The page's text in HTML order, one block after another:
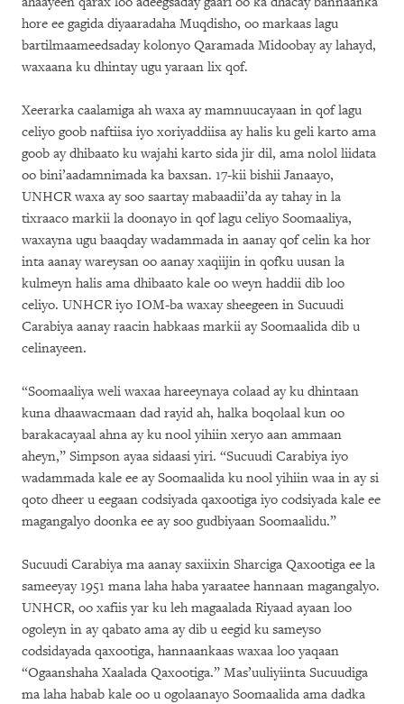
hore ee gagida diyaaradaha Muqdisho, oo markaas lagu
bartilmaameedsaday kolonyo Qaramada Midoobay ay lahayd,
waxaana ku dhintay ugu yaraan lix qof.
Xeerarka caalamiga ah waxa ay mamnuucayaan in qof lagu
celiyo goob naftiisa iyo xoriyaddiisa ay halis ku geli karto ama
goob ay dhibaato ku wajahi karto sida jir dil, ama nolol liidata
oo bini’aadamnimada ka baxsan. 17-kii bishii Janaayo,
UNHCR waxa ay soo saartay mabaadii’da ay tahay in la
tixraaco markii la doonayo in qof lagu celiyo Soomaaliya,
waxayna ugu baaqday wadammada in aanay qof celin ka hor
inta aanay wareysan oo aanay xaqiijin in qofku uusan la
kulmeyn halis ama dhibaato kale oo weyn haddii dib loo
celiyo. UNHCR iyo IOM-ba waxay sheegeen in Sucuudi
Carabiya aanay raacin habkaas markii ay Soomaalida dib u
celinayeen.
“Soomaaliya weli waxaa hareeynaya colaad ay ku dhintaan
kuna dhaawacmaan dad rayid ah, halka boqolaal kun oo
barakacayaal ahna ay ku nool yihiin xeryo aan ammaan
aheyn,” Simpson ayaa sidaasi yiri. “Sucuudi Carabiya iyo
wadammada kale ee ay Soomaalida ku nool yihiin waa in ay si
qoto dheer u eegaan codsiyada qaxootiga iyo codsiyada kale ee
magangalyo doonka ee ay soo gudbiyaan Soomaalidu.”
Sucuudi Carabiya ma aanay saxiixin Sharciga Qaxootiga ee la
sameeyay 1951 mana laha haba yaraatee hannaan magangalyo.
UNHCR, oo xafiis yar ku leh magaalada Riyaad ayaan loo
ogoleyn in ay qabato ama ay dib u eegid ku sameyso
codsidayada qaxootiga, hannaankaas waxaa loo yaqaan
“Ogaanshaha Xaalada Qaxootiga.” Mas’uuliyiinta Sucuudiga
ma laha habab kale oo u ogolaanayo Soomaalida ama dadka